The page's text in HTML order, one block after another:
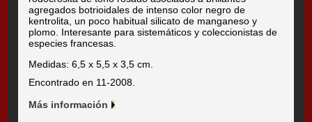
agregados botrioidales de intenso color negro de
kentrolita, un poco habitual silicato de manganeso y
plomo. Interesante para sistemáticos y coleccionistas de
especies francesas.
Medidas: 6,5 x 5,5 x 3,5 cm.
Encontrado en 11-2008.
Más información